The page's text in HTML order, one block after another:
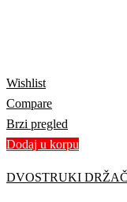
Wishlist
Compare
Brzi pregled
Dodaj u korpu
DVOSTRUKI